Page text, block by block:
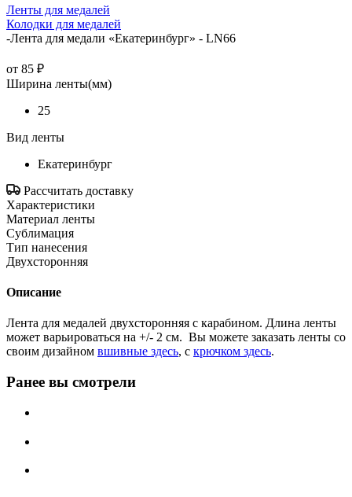
Ленты для медалей
Колодки для медалей
-Лента для медали «Екатеринбург» - LN66
от 85 ₽
Ширина ленты(мм)
25
Вид ленты
Екатеринбург
Рассчитать доставку
Характеристики
Материал ленты
Сублимация
Тип нанесения
Двухсторонняя
Описание
Лента для медалей двухсторонняя с карабином. Длина ленты
может варьироваться на +/- 2 см. Вы можете заказать ленты со
своим дизайном вшивные здесь, с крючком здесь.
Ранее вы смотрели